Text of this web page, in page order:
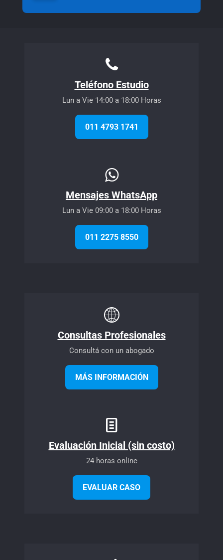
Teléfono Estudio
Lun a Vie 14:00 a 18:00 Horas
011 4793 1741
Mensajes WhatsApp
Lun a Vie 09:00 a 18:00 Horas
011 2275 8550
Consultas Profesionales
Consultá con un abogado
MÁS INFORMACIÓN
Evaluación Inicial (sin costo)
24 horas online
EVALUAR CASO